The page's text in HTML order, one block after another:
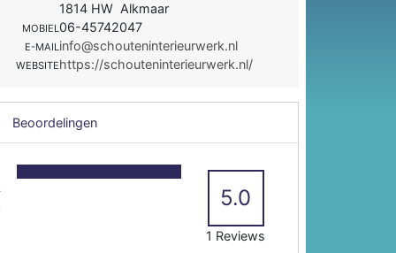
1814 HW Alkmaar
MOBIEL06-45742047
E-MAILinfo@schouteninterieurwerk.nl
WEBSITEhttps://schouteninterieurwerk.nl/
Beoordelingen
5.0
1 Reviews